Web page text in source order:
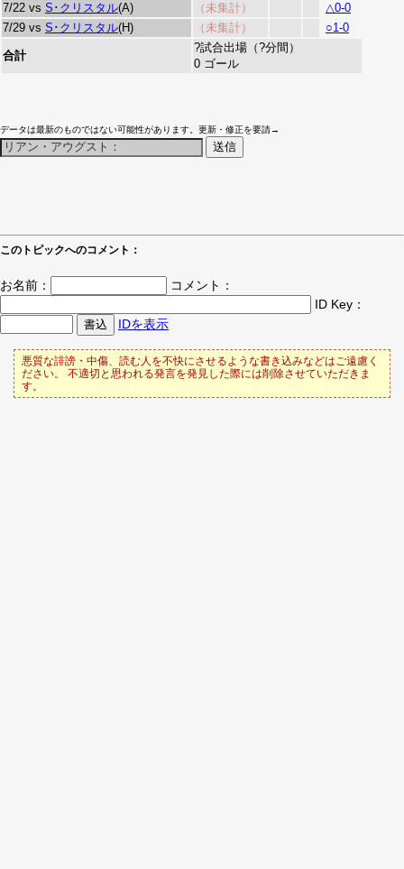
7/22 vs S･クリスタル(A) （未集計）
△0-0
7/29 vs S･クリスタル(H) （未集計） ○1-0
合計
?試合出場（?分間）
0 ゴール
データは最新のものではない可能性があります。更新・修正を要請→
このトピックへのコメント：
お名前：
コメント：
ID Key：
IDを表示
悪質な誹謗・中傷、読む人を不快にさせるような書き込みなどはご遠慮く
ださい。 不適切と思われる発言を発見した際には削除させていただきま
す。